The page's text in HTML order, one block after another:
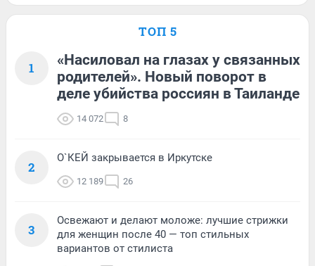
ТОП 5
1
«Насиловал на глазах у связанных
родителей». Новый поворот в
деле убийства россиян в Таиланде
14 072 8
2
О`КЕЙ закрывается в Иркутске
12 189 26
3
Освежают и делают моложе: лучшие стрижки
для женщин после 40 — топ стильных
вариантов от стилиста